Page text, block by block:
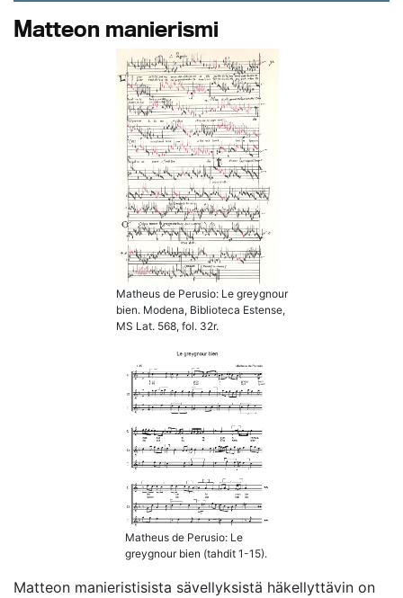
Matteon manierismi
Matheus de Perusio: Le greygnour
bien. Modena, Biblioteca Estense,
MS Lat. 568, fol. 32r.
Matheus de Perusio: Le
greygnour bien (tahdit 1-15).
Matteon manieristisista sävellyksistä häkellyttävin on